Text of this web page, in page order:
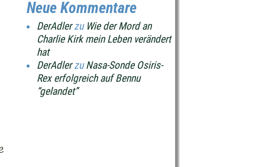
Neue Kommentare
DerAdlerzu Wie der Mord an
Charlie Kirk mein Leben verändert
hat
DerAdlerzuNasa-Sonde Osiris-
Rex erfolgreich auf Bennu
“gelandet”